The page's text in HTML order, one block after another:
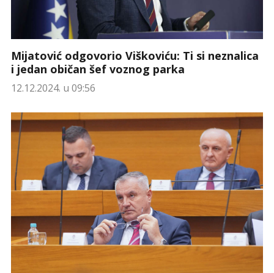
Mijatović odgovorio Viškoviću: Ti si neznalica
i jedan običan šef voznog parka
12.12.2024. u 09:56